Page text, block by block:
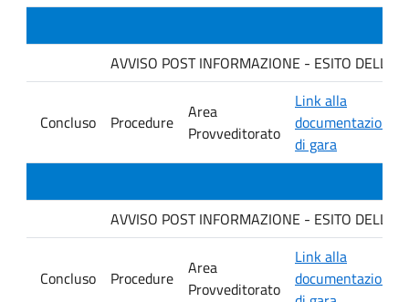
AVVISO POST INFORMAZIONE - ESITO DELLA
Concluso Procedure
Area
Provveditorato
Link alla
documentazione
di gara
AVVISO POST INFORMAZIONE - ESITO DELLA
Concluso Procedure
Area
Provveditorato
Link alla
documentazione